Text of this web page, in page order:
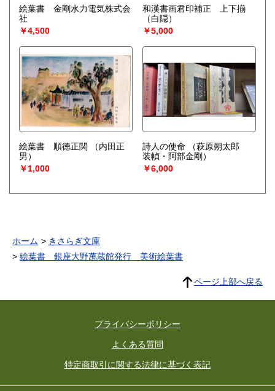
絵葉書 金剛水力電気株式会
社
￥4,500
和漢書画君印補正 上下揃
（白隠）
￥5,000
絵葉書 順徳正関
（内田正
男）
￥1,000
詩人の使命
（萩原朔太郎
装幀・阿部金剛）
￥6,000
ホーム
きさらぎ文庫
絵葉書 銀座大野萬蔵館発行 美術絵葉書
ページ上部へ戻る
プライバシーポリシー
よくある質問
特定商取引に関する法律に基づく表記